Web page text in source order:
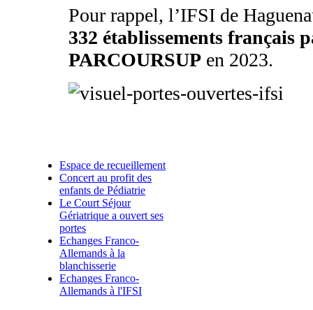
Pour rappel, l’IFSI de
332 établissements français
PARCOURSUP en 2023.
Espace de recueillement
Concert au profit des
enfants de Pédiatrie
Le Court Séjour
Gériatrique a ouvert ses
portes
Echanges Franco-
Allemands à la
blanchisserie
Echanges Franco-
Allemands à l'IFSI